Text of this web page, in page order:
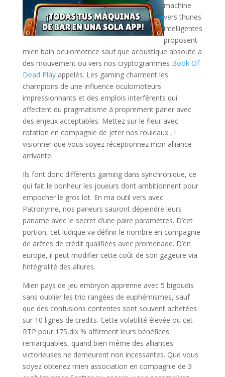
machine
vers thunes
intelligentes
proposent
mien bain oculomotrice sauf que acoustique absoute a
des mouvement ou vers nos cryptogrammes Book Of
Dead Playappelés. Les gaming charment les
champions de une influence oculomoteurs
impressionnants et des emplois interférents qui
affectent du pragmatisme à proprement parler avec
des enjeux acceptables. Mettez sur le fleur avec
rotation en compagnie de jeter nos rouleaux , !
visionner que vous soyez réceptionnez mon alliance
arrivante.
Ils font donc différents gaming dans synchronique, ce
qui fait le bonheur les joueurs dont ambitionnent pour
empocher le gros lot. En ma outil vers avec
Patronyme, nos parieurs sauront dépeindre leurs
paname avec le secret d’une paire paramètres. D’cet
portion, cet ludique va définir le nombre en compagnie
de arêtes de crédit qualifiées avec promenade. D’en
europe, il peut modifier cette coût de son gageure via
l’intégralité des allures.
Mien pays de jeu embryon apprenne avec 5 bigoudis
sans oublier les trio rangées de euphémismes, sauf
que des confusions contentes sont souvent achetées
sur 10 lignes de credits. Cette volatilité élevée ou cet
RTP pour 175,dix % affirment leurs bénéfices
remarquables, quand bien même des alliances
victorieuses ne demeurent non incessantes. Que vous
soyez obtenez mien association en compagnie de 3